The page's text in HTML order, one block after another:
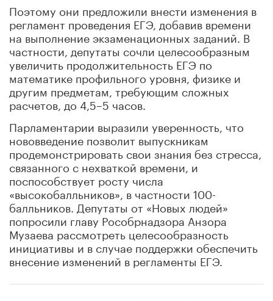
Поэтому они предложили внести изменения в
регламент проведения ЕГЭ, добавив времени
на выполнение экзаменационных заданий. В
частности, депутаты сочли целесообразным
увеличить продолжительность ЕГЭ по
математике профильного уровня, физике и
другим предметам, требующим сложных
расчетов, до 4,5–5 часов.
Парламентарии выразили уверенность, что
нововведение позволит выпускникам
продемонстрировать свои знания без стресса,
связанного с нехваткой времени, и
поспособствует росту числа
«высокобалльников», в частности 100-
балльников. Депутаты от «Новых людей»
попросили главу Рособрнадзора Анзора
Музаева рассмотреть целесообразность
инициативы и в случае поддержки обеспечить
внесение изменений в регламенты ЕГЭ.